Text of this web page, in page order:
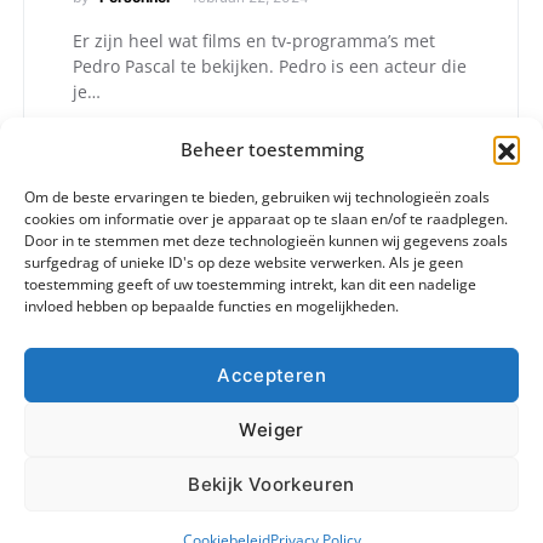
Beheer toestemming
Om de beste ervaringen te bieden, gebruiken wij technologieën zoals
cookies om informatie over je apparaat op te slaan en/of te raadplegen.
Door in te stemmen met deze technologieën kunnen wij gegevens zoals
surfgedrag of unieke ID's op deze website verwerken. Als je geen
toestemming geeft of uw toestemming intrekt, kan dit een nadelige
invloed hebben op bepaalde functies en mogelijkheden.
Accepteren
Weiger
Bekijk Voorkeuren
Er zijn heel wat films en tv-programma’s met
Pedro Pascal te bekijken. Pedro is een acteur die
je…
© 2024 - Alle rechten voorbehouden. info@checko.be.
Blog Contact
Cookiebeleid (EU)